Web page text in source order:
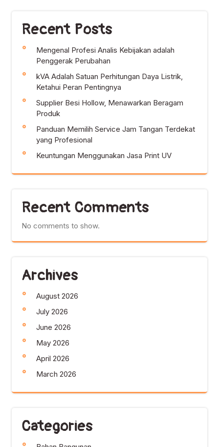
Recent Posts
Mengenal Profesi Analis Kebijakan adalah
Penggerak Perubahan
kVA Adalah Satuan Perhitungan Daya Listrik,
Ketahui Peran Pentingnya
Supplier Besi Hollow, Menawarkan Beragam
Produk
Panduan Memilih Service Jam Tangan Terdekat
yang Profesional
Keuntungan Menggunakan Jasa Print UV
Recent Comments
No comments to show.
Archives
August 2026
July 2026
June 2026
May 2026
April 2026
March 2026
Categories